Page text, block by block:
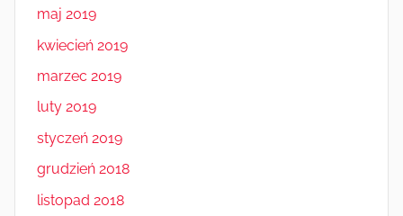
maj 2019
kwiecień 2019
marzec 2019
luty 2019
styczeń 2019
grudzień 2018
listopad 2018